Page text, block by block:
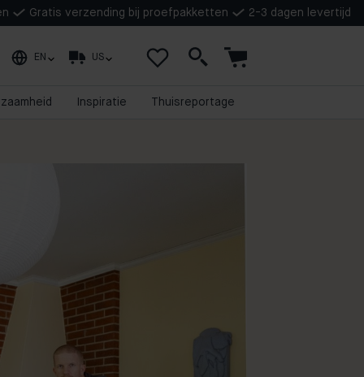
Gratis verzending bij proefpakketten 2-3 dagen levertijd
EN US
Inspiratie Thuisreportage